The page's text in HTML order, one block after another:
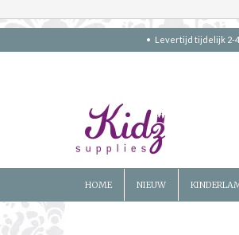
Levertijd tijdelijk 2-
HOME NIEUW